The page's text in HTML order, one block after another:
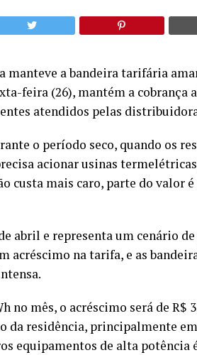
manteve a bandeira tarifária
feira (26), mantém a cobrança
atendidos pelas
o período seco, quando os
acionar usinas
custa mais caro, parte do valor
abril e representa um cenário
acréscimo na tarifa, e as
no mês, o acréscimo será de R$
da residência, principalmente
equipamentos de alta potência